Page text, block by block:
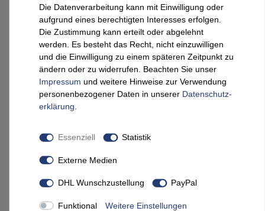
Einfache Montage:Sichern Sie sich ein System, das
schnell und stabil an der Wand angebracht werden kann
und sofort einsatzbereit ist.
Vielseitiger Einsatz:Nutzen Sie die Haken flexibel für
Kleidung, Accessoires oder Küchenutensilien je nach
Ihrem individuellen Bedarf.
Deine Produktdetails im Überblick
SPEZIFIKATIONEN &
EIGENSCHAFTEN
Die Datenverarbeitung kann mit Einwilligung oder
aufgrund eines berechtigten Interesses erfolgen.
Die Zustimmung kann erteilt oder abgelehnt
werden. Es besteht das Recht, nicht einzuwilligen
und die Einwilligung zu einem späteren Zeitpunkt zu
ändern oder zu widerrufen. Beachten Sie unser
Impressum und weitere Hinweise zur Verwendung
personenbezogener Daten in unserer Daten­schutz­
erklärung
Essenziell Statistik
Externe Medien
DHL Wunschzustellung PayPal
Funktional Weitere Einstellungen